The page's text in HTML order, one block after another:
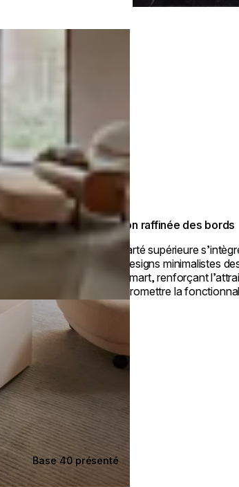
Base 40 présenté
Finition raffinée des bords
Sa clarté supérieure
aux designs minimalistes
EcoSmart, renforçant
compromettre la